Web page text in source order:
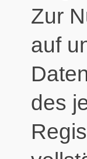
Zur
auf
des